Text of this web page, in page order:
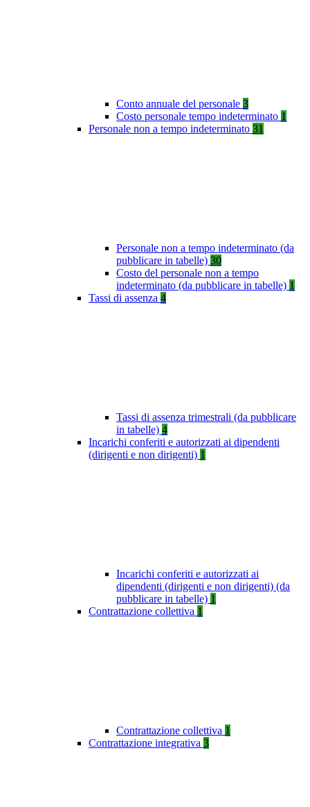
Conto annuale del personale 3
Costo personale tempo indeterminato 1
Personale non a tempo indeterminato 31
Personale non a tempo indeterminato (da
pubblicare in tabelle) 30
Costo del personale non a tempo
indeterminato (da pubblicare in tabelle) 1
Tassi di assenza 4
Tassi di assenza trimestrali (da pubblicare
in tabelle) 4
Incarichi conferiti e autorizzati ai dipendenti
(dirigenti e non dirigenti) 1
Incarichi conferiti e autorizzati ai
dipendenti (dirigenti e non dirigenti) (da
pubblicare in tabelle) 1
Contrattazione collettiva 1
Contrattazione collettiva 1
Contrattazione integrativa 3